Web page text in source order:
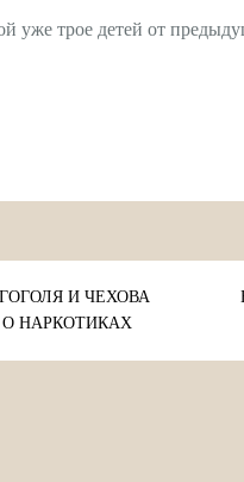
трое детей от
И ЧЕХОВА
НАРКОТИКАХ